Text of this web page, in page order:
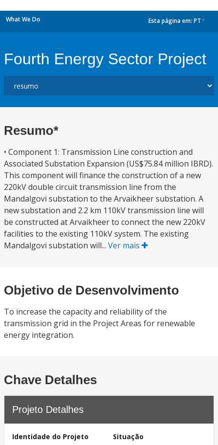
What We Do Esta página em: PT
Fourth Energy Sector Project
Resumo*
• Component 1: Transmission Line construction and
Associated Substation Expansion (US$75.84 million IBRD).
This component will finance the construction of a new
220kV double circuit transmission line from the
Mandalgovi substation to the Arvaikheer substation. A
new substation and 2.2 km 110kV transmission line will
be constructed at Arvaikheer to connect the new 220kV
facilities to the existing 110kV system. The existing
Mandalgovi substation will... Ver mais
Objetivo de Desenvolvimento
To increase the capacity and reliability of the
transmission grid in the Project Areas for renewable
energy integration.
Chave Detalhes
Projeto Detalhes
Identidade do Projeto
Situação